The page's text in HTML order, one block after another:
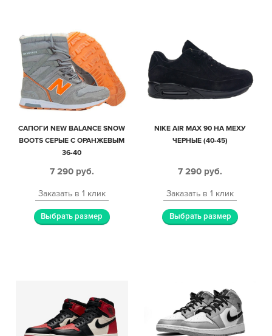
САПОГИ NEW BALANCE SNOW
BOOTS СЕРЫЕ С ОРАНЖЕВЫМ
36-40
7 290 руб.
Заказать в 1 клик
Выбрать размер
NIKE AIR MAX 90 НА МЕХУ
ЧЕРНЫЕ (40-45)
7 290 руб.
Заказать в 1 клик
Выбрать размер